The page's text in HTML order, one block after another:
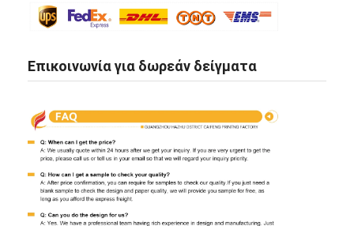
Επικοινωνία για δωρεάν δείγματα